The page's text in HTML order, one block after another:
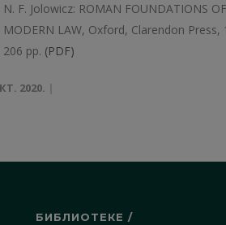
N. F. Jolowicz: ROMAN FOUNDATIONS OF
MODERN LAW, Oxford, Clarendon Press,
206 pp. (PDF)
2020.
БИБЛИОТЕКЕ /